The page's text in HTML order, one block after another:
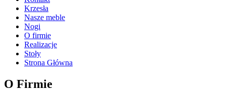
Krzesła
Nasze meble
Nogi
O firmie
Realizacje
Stoły
Strona Główna
O Firmie